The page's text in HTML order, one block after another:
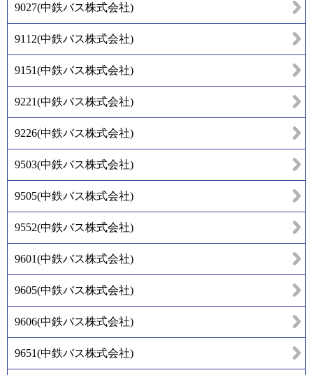
9027(中鉄バス株式会社)
9112(中鉄バス株式会社)
9151(中鉄バス株式会社)
9221(中鉄バス株式会社)
9226(中鉄バス株式会社)
9503(中鉄バス株式会社)
9505(中鉄バス株式会社)
9552(中鉄バス株式会社)
9601(中鉄バス株式会社)
9605(中鉄バス株式会社)
9606(中鉄バス株式会社)
9651(中鉄バス株式会社)